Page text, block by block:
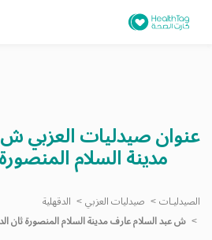
عنوان صيدليات العزبي
مدينة السلام
الصيدليـات صيدليات العزبي
الدقهلية
ش عبد السلام عارف مدينة السلام المنصورة ثان